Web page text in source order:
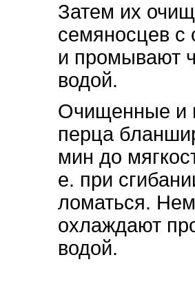
Затем их
семяносцев
и промывают
водой.
Очищенные и
перца
мин до
е. при
ломаться.
охлаждают
водой.